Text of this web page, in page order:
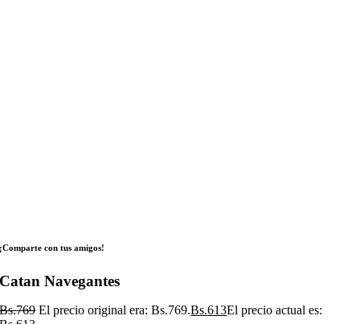
¡Comparte con tus amigos!
Catan Navegantes
Bs.769 El precio original era: Bs.769.Bs.613El precio actual es: